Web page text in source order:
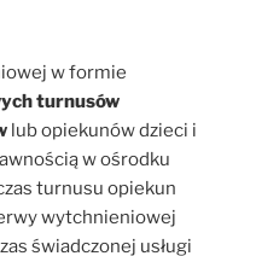
w formie
turnusów
lub opiekunów dzieci i
w ośrodku
turnusu opiekun
wytchnieniowej
świadczonej usługi